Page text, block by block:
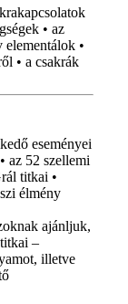
• az
elementálok •
• a csakrák
eseményei
az 52 szellemi
titkai •
élmény
ajánljuk,
–
illetve